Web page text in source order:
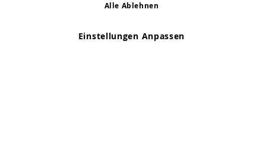
Firmennummer: 863029607
Einstellungen Anpassen
Alle Ablehnen